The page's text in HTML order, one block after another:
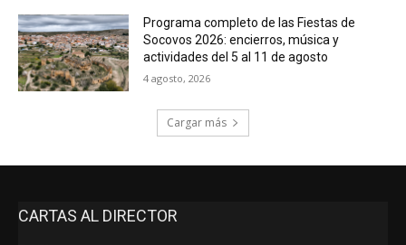
Programa completo de las Fiestas de
Socovos 2026: encierros, música y
actividades del 5 al 11 de agosto
4 agosto, 2026
Cargar más
CARTAS AL DIRECTOR